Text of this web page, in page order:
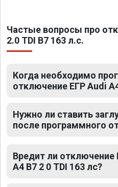
Частые вопросы про
2.0 TDI B7 163 л.с.
Когда необходимо
отключение ЕГР Audi
Нужно ли ставить
после программного
Вредит ли отключение
A4 B7 2 0 TDI 163 лс?